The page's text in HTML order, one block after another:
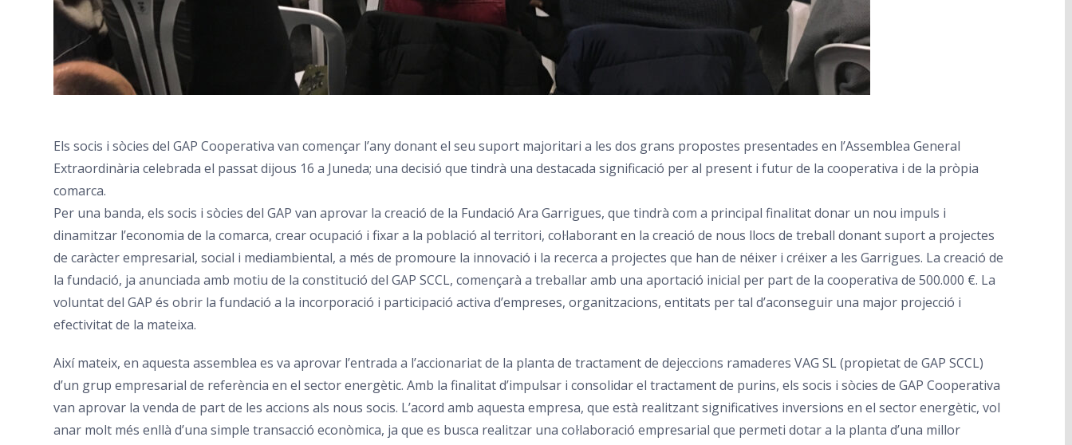
Els socis i sòcies del GAP Cooperativa van començar l’any donant el seu suport majoritari a les dos grans propostes presentades en l’Assemblea General
Extraordinària celebrada el passat dijous 16 a Juneda; una decisió que tindrà una destacada significació per al present i futur de la cooperativa i de la pròpia
comarca.
Per una banda, els socis i sòcies del GAP van aprovar la creació de la Fundació Ara Garrigues, que tindrà com a principal finalitat donar un nou impuls i
dinamitzar l’economia de la comarca, crear ocupació i fixar a la població al territori, col·laborant en la creació de nous llocs de treball donant suport a projectes
de caràcter empresarial, social i mediambiental, a més de promoure la innovació i la recerca a projectes que han de néixer i créixer a les Garrigues. La creació de
la fundació, ja anunciada amb motiu de la constitució del GAP SCCL, començarà a treballar amb una aportació inicial per part de la cooperativa de 500.000 €. La
voluntat del GAP és obrir la fundació a la incorporació i participació activa d’empreses, organitzacions, entitats per tal d’aconseguir una major projecció i
efectivitat de la mateixa.
Així mateix, en aquesta assemblea es va aprovar l’entrada a l’accionariat de la planta de tractament de dejeccions ramaderes VAG SL (propietat de GAP SCCL)
d’un grup empresarial de referència en el sector energètic. Amb la finalitat d’impulsar i consolidar el tractament de purins, els socis i sòcies de GAP Cooperativa
van aprovar la venda de part de les accions als nous socis. L’acord amb aquesta empresa, que està realitzant significatives inversions en el sector energètic, vol
anar molt més enllà d’una simple transacció econòmica, ja que es busca realitzar una col·laboració empresarial que permeti dotar a la planta d’una millor